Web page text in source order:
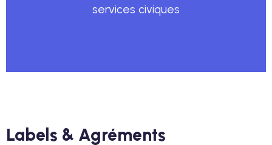
services civiques​
Labels & Agréments